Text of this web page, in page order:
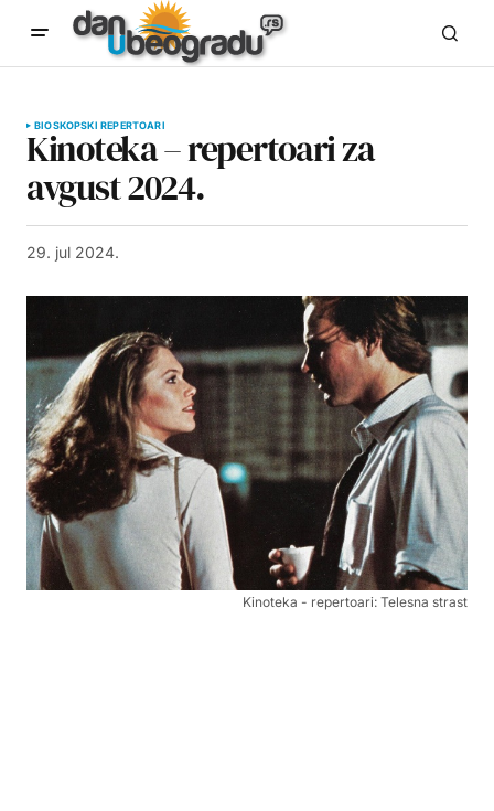
BIOSKOPSKI REPERTOARI
Kinoteka – repertoari za
avgust 2024.
29. jul 2024.
Kinoteka - repertoari: Telesna strast